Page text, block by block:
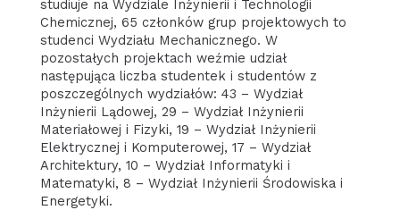
studiuje na Wydziale Inżynierii i Technologii
Chemicznej, 65 członków grup projektowych to
studenci Wydziału Mechanicznego. W
pozostałych projektach weźmie udział
następująca liczba studentek i studentów z
poszczególnych wydziałów: 43 – Wydział
Inżynierii Lądowej, 29 – Wydział Inżynierii
Materiałowej i Fizyki, 19 – Wydział Inżynierii
Elektrycznej i Komputerowej, 17 – Wydział
Architektury, 10 – Wydział Informatyki i
Matematyki, 8 – Wydział Inżynierii Środowiska i
Energetyki.